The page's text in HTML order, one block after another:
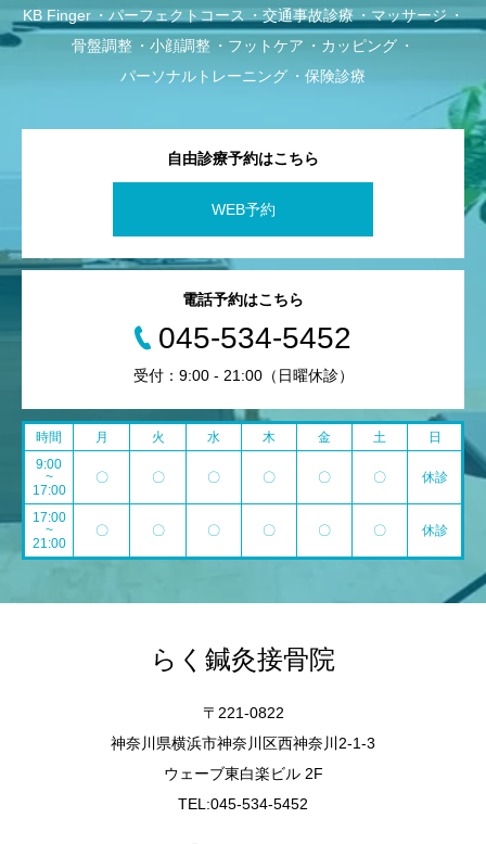
KB Finger パーフェクトコース 交通事故診療
マッサージ
骨盤調整
小顔調整 フットケア
カッピング
パーソナルトレーニング
保険診療
自由診療予約はこちら
WEB予約
電話予約はこちら
045-534-5452
受付：9:00 - 21:00（日曜休診）
時間 月 火 水 木 金 土
日
9:00
~
17:00
〇 〇 〇 〇 〇 〇 休診
17:00
~
21:00
〇 〇 〇 〇 〇 〇 休診
らく鍼灸接骨院
〒221-0822
神奈川県横浜市神奈川区西神奈川2-1-3
ウェーブ東白楽ビル 2F
TEL:045-534-5452